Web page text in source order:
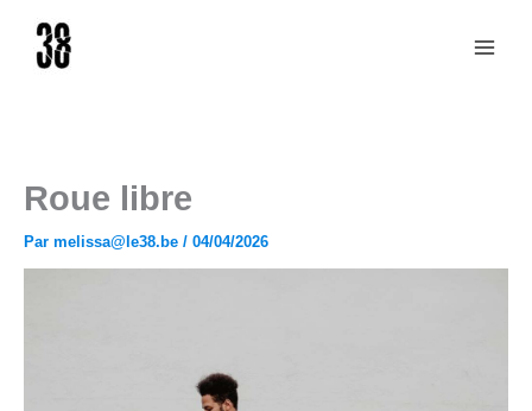
contenu
Roue libre
Par melissa@le38.be / 04/04/2026